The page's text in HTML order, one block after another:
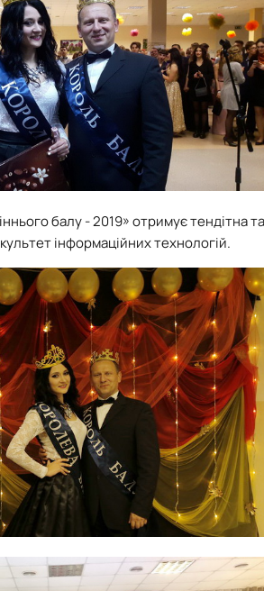
балу - 2019»отримує тендітна та
інформаційних технологій.